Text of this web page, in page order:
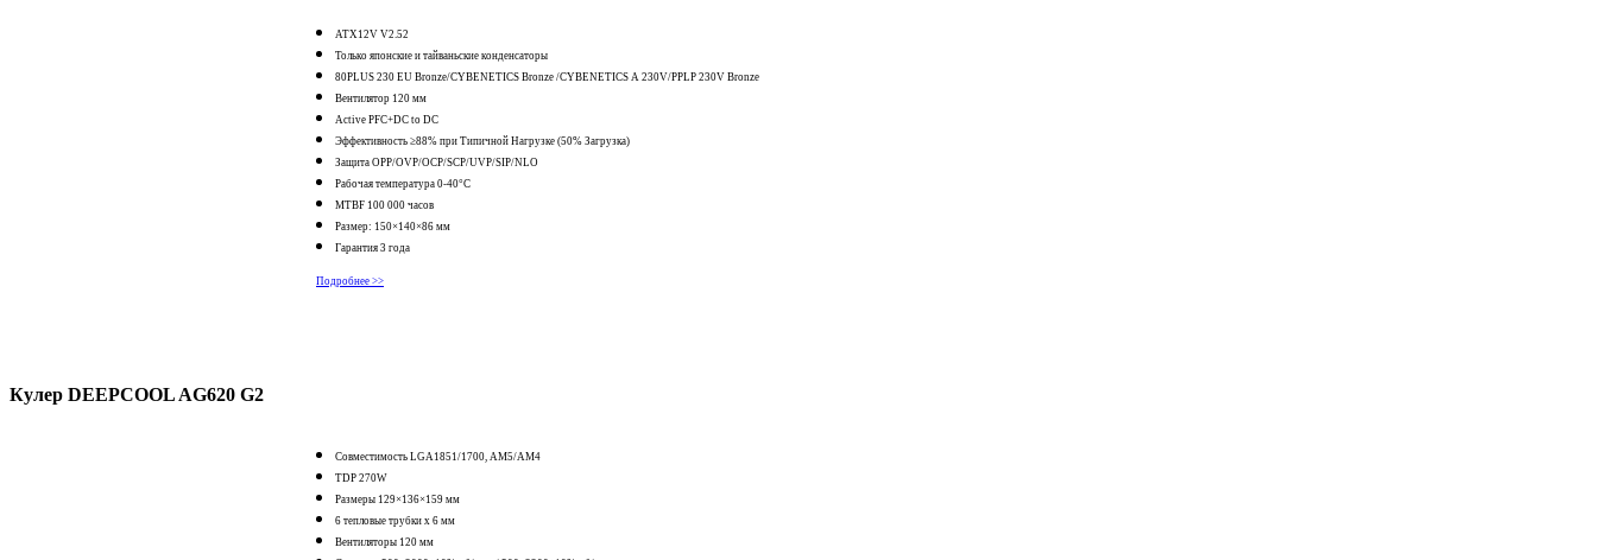
ATX12V V2.52
Только японские и тайваньские конденсаторы
80PLUS 230 EU Bronze/CYBENETICS Bronze /CYBENETICS A 230V/PPLP 230V Bronze
Вентилятор 120 мм
Active PFC+DC to DC
Эффективность ≥88% при Типичной Нагрузке (50% Загрузка)
Защита OPP/OVP/OCP/SCP/UVP/SIP/NLO
Рабочая температура 0-40°С
MTBF 100 000 часов
Размер: 150×140×86 мм
Гарантия 3 года
Подробнее >>
Кулер DEEPCOOL AG620 G2
Совместимость LGA1851/1700, AM5/AM4
TDP 270W
Размеры 129×136×159 мм
6 тепловые трубки х 6 мм
Вентиляторы 120 мм